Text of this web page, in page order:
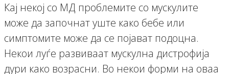
Кај некој со МД проблемите со мускулите
може да започнат уште како бебе или
симптомите може да се појават подоцна.
Некои луѓе развиваат мускулна дистрофија
дури како возрасни. Во некои форми на оваа